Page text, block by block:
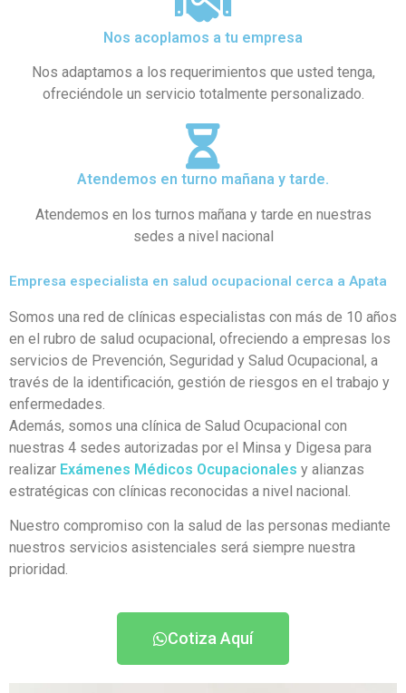
Nos acoplamos a tu empresa
Nos adaptamos a los requerimientos que usted tenga,
ofreciéndole un servicio totalmente personalizado.
Atendemos en turno mañana y tarde.
Atendemos en los turnos mañana y tarde en nuestras
sedes a nivel nacional
Empresa especialista en salud ocupacional cerca a Apata
Somos una red de clínicas especialistas con más de 10 años
en el rubro de salud ocupacional, ofreciendo a empresas los
servicios de Prevención, Seguridad y Salud Ocupacional, a
través de la identificación, gestión de riesgos en el trabajo y
enfermedades.
Además, somos una clínica de Salud Ocupacional con
nuestras 4 sedes autorizadas por el Minsa y Digesa para
realizar Exámenes Médicos Ocupacionales y alianzas
estratégicas con clínicas reconocidas a nivel nacional.
Nuestro compromiso con la salud de las personas mediante
nuestros servicios asistenciales será siempre nuestra
prioridad.
Cotiza Aquí